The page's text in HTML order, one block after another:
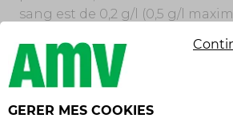
sang est de 0,2 g/l (0,5 g/l
En cas de non-respect de la loi,
points en moins sur le permis et
amende forfaitaire de 135€.
GERER MES COOKIES